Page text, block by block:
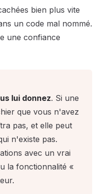
bien plus vite
un code mal nommé.
une confiance
lui donnez. Si une
que vous n'avez
pas, et elle peut
n'existe pas.
avec un vrai
la fonctionnalité «